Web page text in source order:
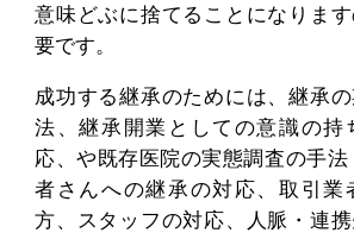
意味どぶに捨てることになりま
要です。
成功する継承のためには、継承
法、継承開業としての意識の持
応、や既存医院の実態調査の手法
者さんへの継承の対応、取引業
方、スタッフの対応、人脈・連